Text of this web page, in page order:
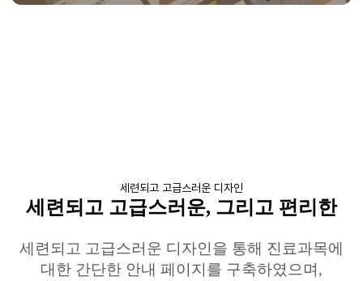
세련되고 고급스러운 디자인
세련되고 고급스러운, 그리고 편리한
세련되고 고급스러운 디자인을 통해 진료과목에
대한 간단한 안내 페이지를 구축하였으며,